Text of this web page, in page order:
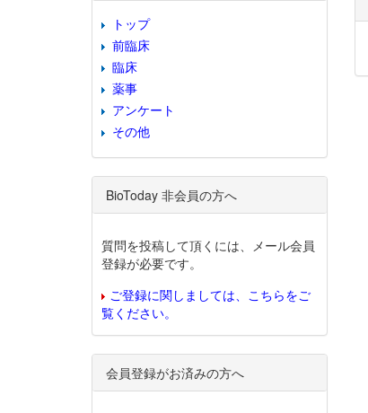
トップ
前臨床
臨床
薬事
アンケート
その他
BioToday 非会員の方へ
質問を投稿して頂くには、メール会員
登録が必要です。
ご登録に関しましては、こちらをご
覧ください。
会員登録がお済みの方へ